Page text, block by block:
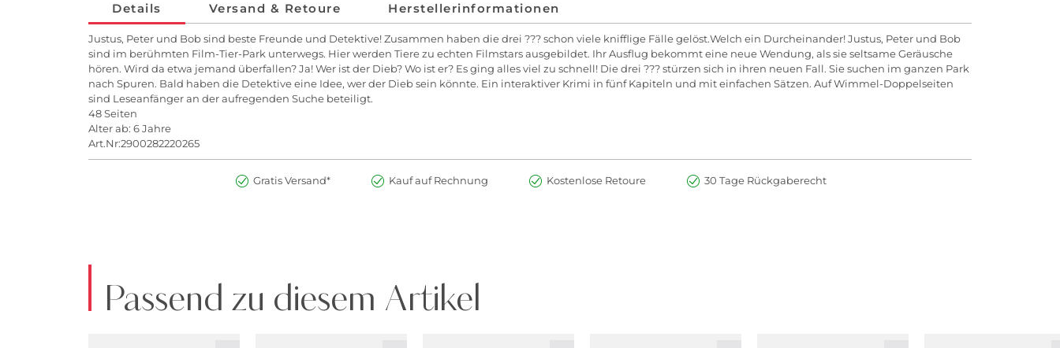
Details Versand & Retoure Herstellerinformationen
Justus, Peter und Bob sind beste Freunde und Detektive! Zusammen haben die drei ??? schon viele knifflige Fälle gelöst.Welch ein Durcheinander! Justus, Peter und Bob
sind im berühmten Film-Tier-Park unterwegs. Hier werden Tiere zu echten Filmstars ausgebildet. Ihr Ausflug bekommt eine neue Wendung, als sie seltsame Geräusche
hören. Wird da etwa jemand überfallen? Ja! Wer ist der Dieb? Wo ist er? Es ging alles viel zu schnell! Die drei ??? stürzen sich in ihren neuen Fall. Sie suchen im ganzen Park
nach Spuren. Bald haben die Detektive eine Idee, wer der Dieb sein könnte. Ein interaktiver Krimi in fünf Kapiteln und mit einfachen Sätzen. Auf Wimmel-Doppelseiten
sind Leseanfänger an der aufregenden Suche beteiligt.
48 Seiten
Alter ab: 6 Jahre
Art.Nr:2900282220265
Gratis Versand* Kauf auf Rechnung Kostenlose Retoure 30 Tage Rückgaberecht
Passend zu diesem Artikel